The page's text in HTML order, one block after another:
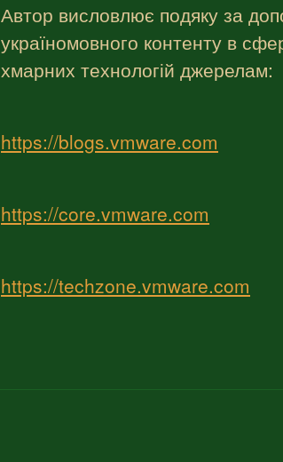
Автор висловлює подяку за
україномовного контенту в
хмарних технологій джерелам:
https://blogs.vmware.com
https://core.vmware.com
https://techzone.vmware.com